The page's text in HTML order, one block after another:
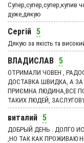
Супер,супер,супер,купив
дуже,дякую
Сергій 5
Дякую за якість та
ВЛАДИСЛАВ 5
ОТРИМАЛИ ЧОВЕН ,
ДОСТАВКА ШВИДКА, А ЗА
ПРИЄМНА ЛЮДИНА,ВСЕ
ТАКИХ ЛЮДЕЙ,
виталий 5
ДОБРЫЙ ДЕНЬ . ДОЛГО
,НО ТАК КАК ПРОЖИВАЮ